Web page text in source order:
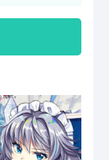
中的角
除了大家熟悉
，还有更多各
一起携手周游